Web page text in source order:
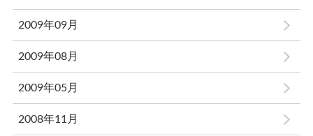
2009年09月
2009年08月
2009年05月
2008年11月